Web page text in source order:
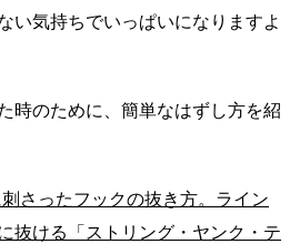
い気持ちでいっぱいになりますよ
時のために、簡単なはずし方を紹
刺さったフックの抜き方。ライン
抜ける「ストリング・ヤンク・テ